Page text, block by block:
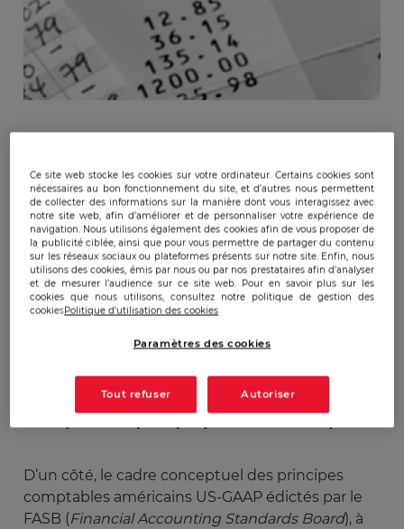
Publicado: 02/04/2014|Actualizado: 16/07/2024
​La normalisation comptable internationale IFRS
visant à renforcer la comparabilité des états
économique réelle des entreprises n’en finit pas
Une polémique qui prend de l'ampleur
D’un côté, le cadre conceptuel des principes
comptables américains US-GAAP édictés par le
FASB (Financial Accounting Standards Board), à
Ce site web stocke les cookies sur votre ordinateur. Certains cookies sont
nécessaires au bon fonctionnement du site, et d’autres nous permettent
de collecter des informations sur la manière dont vous interagissez avec
notre site web, afin d’améliorer et de personnaliser votre expérience de
navigation. Nous utilisons également des cookies afin de vous proposer de
la publicité ciblée, ainsi que pour vous permettre de partager du contenu
sur les réseaux sociaux ou plateformes présents sur notre site. Enfin, nous
utilisons des cookies, émis par nous ou par nos prestataires afin d’analyser
et de mesurer l’audience sur ce site web. Pour en savoir plus sur les
cookies que nous utilisons, consultez notre politique de gestion des
cookiesPolitique d'utilisation des cookies
Paramètres des cookies
Tout refuser Autoriser